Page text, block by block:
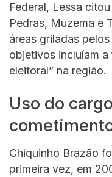
Federal, Lessa
Pedras, Muzema e
áreas griladas
objetivos incluíam a
eleitoral” na região.
Uso do
Chiquinho Brazão
primeira vez, em